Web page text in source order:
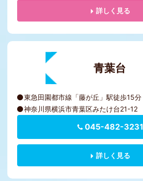
詳しく見る
青葉台
東急田園都市線「藤が丘」駅徒歩15分
神奈川県横浜市青葉区みたけ台21-12
045-482-3231
詳しく見る